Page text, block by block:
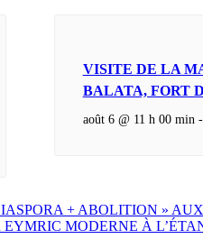
VISITE DE LA
BALATA, FORT
août 6 @ 11 h 00 min -
+ ABOLITION »
MODERNE À